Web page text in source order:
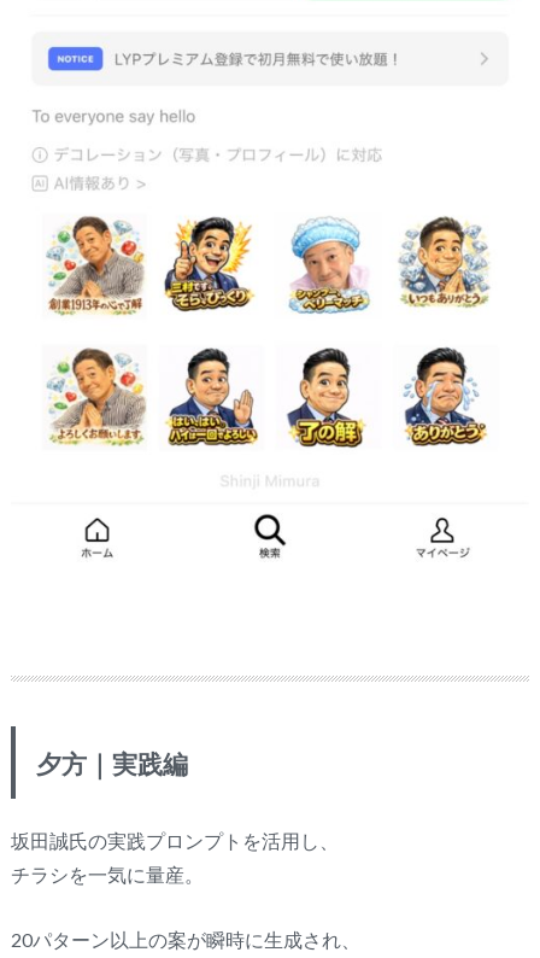
夕方｜実践編
坂田誠氏の実践プロンプトを活用し、
チラシを一気に量産。
20パターン以上の案が瞬時に生成され、